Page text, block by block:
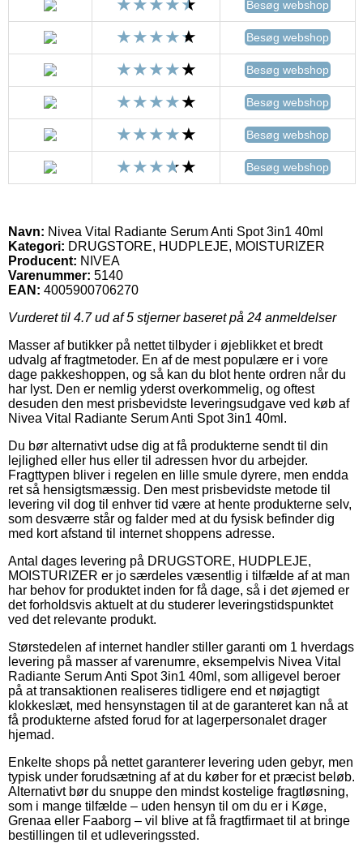
Besøg webshop
Besøg webshop
Besøg webshop
Besøg webshop
Besøg webshop
Besøg webshop
Navn: Nivea Vital Radiante Serum Anti Spot 3in1 40ml
Kategori: DRUGSTORE, HUDPLEJE, MOISTURIZER
Producent: NIVEA
Varenummer: 5140
EAN: 4005900706270
Vurderet til 4.7ud af 5 stjerner baseret på 24 anmeldelser
Masser af butikker på nettet tilbyder i øjeblikket et bredt
udvalg af fragtmetoder. En af de mest populære er i vore
dage pakkeshoppen, og så kan du blot hente ordren når du
har lyst. Den er nemlig yderst overkommelig, og oftest
desuden den mest prisbevidste leveringsudgave ved køb af
Nivea Vital Radiante Serum Anti Spot 3in1 40ml.
Du bør alternativt udse dig at få produkterne sendt til din
lejlighed eller hus eller til adressen hvor du arbejder.
Fragttypen bliver i regelen en lille smule dyrere, men endda
ret så hensigtsmæssig. Den mest prisbevidste metode til
levering vil dog til enhver tid være at hente produkterne selv,
som desværre står og falder med at du fysisk befinder dig
med kort afstand til internet shoppens adresse.
Antal dages levering på DRUGSTORE, HUDPLEJE,
MOISTURIZER er jo særdeles væsentlig i tilfælde af at man
har behov for produktet inden for få dage, så i det øjemed er
det forholdsvis aktuelt at du studerer leveringstidspunktet
ved det relevante produkt.
Størstedelen af internet handler stiller garanti om 1 hverdags
levering på masser af varenumre, eksempelvis Nivea Vital
Radiante Serum Anti Spot 3in1 40ml, som alligevel beroer
på at transaktionen realiseres tidligere end et nøjagtigt
klokkeslæt, med hensynstagen til at de garanteret kan nå at
få produkterne afsted forud for at lagerpersonalet drager
hjemad.
Enkelte shops på nettet garanterer levering uden gebyr, men
typisk under forudsætning af at du køber for et præcist beløb.
Alternativt bør du snuppe den mindst kostelige fragtløsning,
som i mange tilfælde – uden hensyn til om du er i Køge,
Grenaa eller Faaborg – vil blive at få fragtfirmaet til at bringe
bestillingen til et udleveringssted.